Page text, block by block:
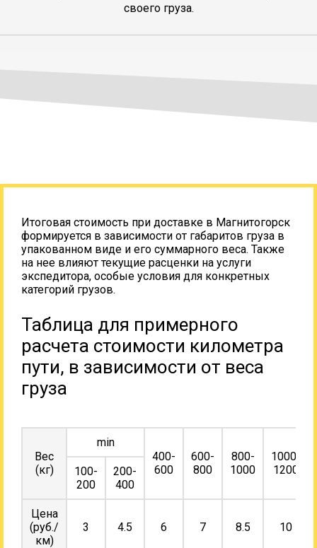
своего груза.
Итоговая стоимость при доставке в Магнитогорск
формируется в зависимости от габаритов груза в
упакованном виде и его суммарного веса. Также
на нее влияют текущие расценки на услуги
экспедитора, особые условия для конкретных
категорий грузов.
Таблица для примерного
расчета стоимости километра
пути, в зависимости от веса
груза
Вес
(кг)
min
400-
600
600-
800
800-
1000
1000-
1200
100-
200
200-
400
Цена
(руб./
км)
3 4.5 6 7 8.5 10